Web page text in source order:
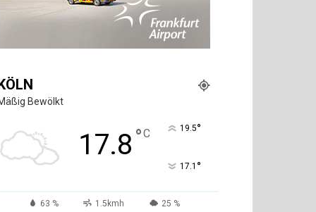
Bewölkt
17.8 °C 19.5°
17.1 °
63 % 1.5kmh 25 %